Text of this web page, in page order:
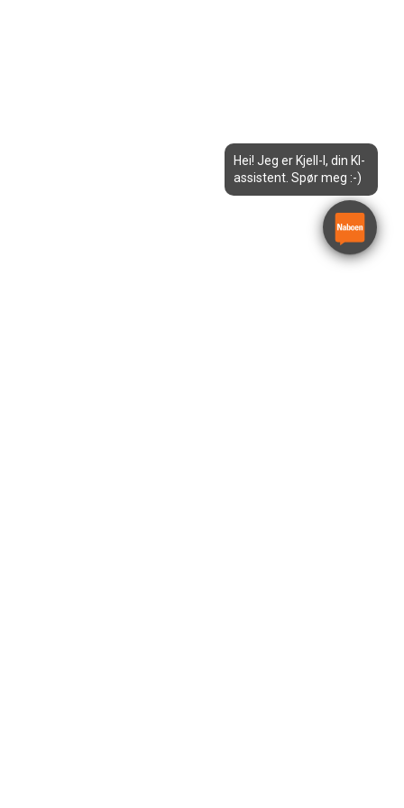
Hei! Jeg er Kjell-I, din KI-
assistent. Spør meg :-)